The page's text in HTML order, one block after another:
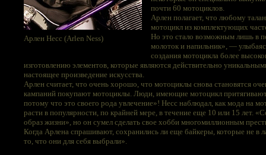
Арлен Несс (Arlen Ness)
почти 60 мотоциклов.
Арлен полагает, что любому
мотоцикл из комплектующих
Но это стало возможным лишь в
молоток и напильник», —
создания мотоцикла более
изготовлению элементов, которые являются действительно
настоящее произведение искусства.
Арлен считает, что очень хорошо, что мотоциклы снова становятся
кампаний покупают мотоциклы. Люди, имеющие мотоцикл
потому что это своего рода увлечение»! Несс наблюдал, как мода на
расти в популярности, по крайней мере, в течение еще 10 или 15
образ жизни», но он сумел сделать свое хобби многомиллионным
Когда Арлена спрашивают, сохранились ли еще байкеры, которые не в
то, что они для себя выбрали».